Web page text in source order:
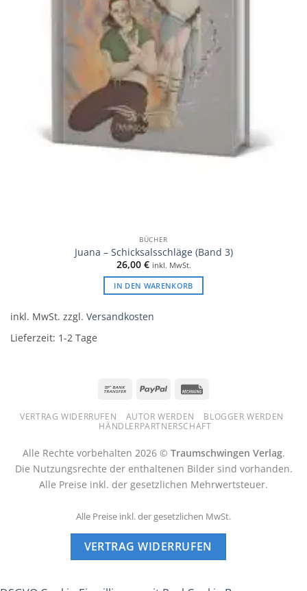
BÜCHER
Juana – Schicksalsschläge (Band 3)
26,00 € inkl. MwSt.
IN DEN WARENKORB
inkl. MwSt. zzgl. Versandkosten
Lieferzeit: 1-2 Tage
Bank
PayPal
VERTRAG WIDERRUFEN AUTOR WERDEN
BLOGGER WERDEN
HÄNDLERPARTNERSCHAFT
Alle Rechte vorbehalten 2026 © Traumschwingen Verlag.
Die Nutzungsrechte der enthaltenen Bilder sind vorhanden.
Alle Preise inkl. der gesetzlichen Mehrwertsteuer.
Alle Preise inkl. der gesetzlichen MwSt.
VERTRAG WIDERRUFEN